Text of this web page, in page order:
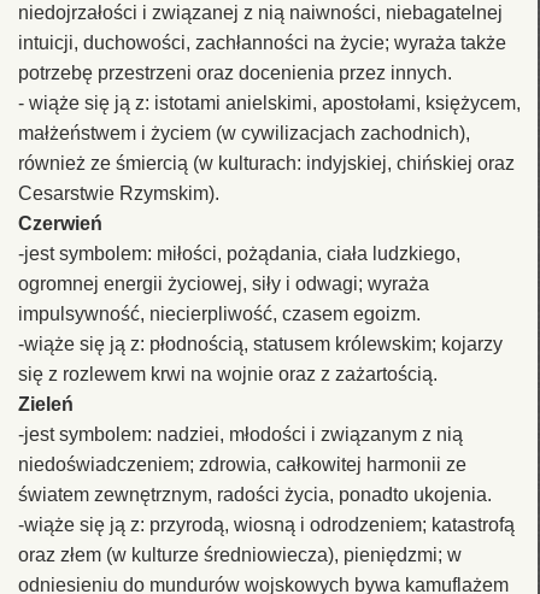
niedojrzałości i związanej z nią naiwności, niebagatelnej
intuicji, duchowości, zachłanności na życie; wyraża także
potrzebę przestrzeni oraz docenienia przez innych.
- wiąże się ją z: istotami anielskimi, apostołami, księżycem,
małżeństwem i życiem (w cywilizacjach zachodnich),
również ze śmiercią (w kulturach: indyjskiej, chińskiej oraz
Cesarstwie Rzymskim).
Czerwień
-jest symbolem: miłości, pożądania, ciała ludzkiego,
ogromnej energii życiowej, siły i odwagi; wyraża
impulsywność, niecierpliwość, czasem egoizm.
-wiąże się ją z: płodnością, statusem królewskim; kojarzy
się z rozlewem krwi na wojnie oraz z zażartością.
Zieleń
-jest symbolem: nadziei, młodości i związanym z nią
niedoświadczeniem; zdrowia, całkowitej harmonii ze
światem zewnętrznym, radości życia, ponadto ukojenia.
-wiąże się ją z: przyrodą, wiosną i odrodzeniem; katastrofą
oraz złem (w kulturze średniowiecza), pieniędzmi; w
odniesieniu do mundurów wojskowych bywa kamuflażem